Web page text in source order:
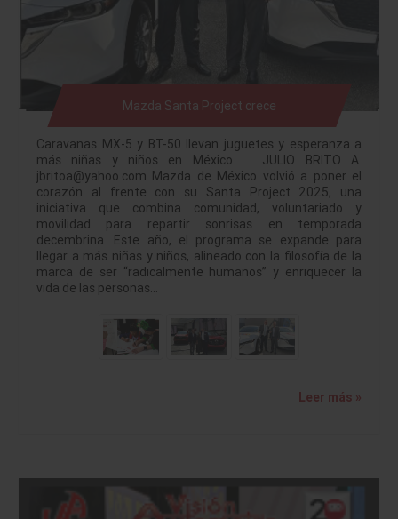
Mazda Santa Project crece
Caravanas MX-5 y BT-50 llevan juguetes y esperanza a
más niñas y niños en México JULIO BRITO A.
jbritoa@yahoo.com Mazda de México volvió a poner el
corazón al frente con su Santa Project 2025, una
iniciativa que combina comunidad, voluntariado y
movilidad para repartir sonrisas en temporada
decembrina. Este año, el programa se expande para
llegar a más niñas y niños, alineado con la filosofía de la
marca de ser “radicalmente humanos” y enriquecer la
vida de las personas…
Leer más »